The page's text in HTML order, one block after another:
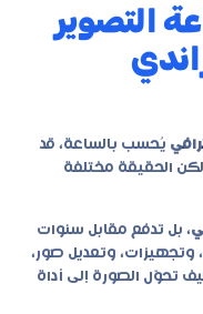
التصوير
يُحسب بالساعة، قد
الحقيقة مختلفة
، بل تدفع مقابل سنوات
وتجهيزات، وتعديل صور،
تحوّل الصورة إلى أداة